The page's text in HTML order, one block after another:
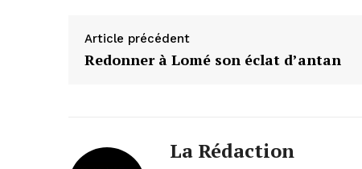
Article précédent
Redonner à Lomé son éclat d’antan
La Rédaction